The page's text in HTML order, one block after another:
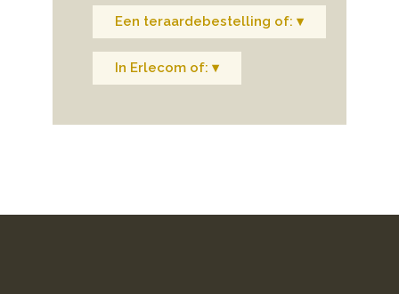
Een teraardebestelling of: ▾
In Erlecom of: ▾